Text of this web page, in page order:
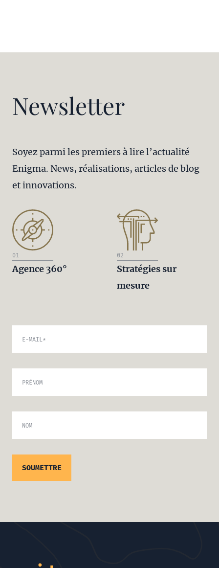
Newsletter
Soyez parmi les premiers à lire l’actualité
Enigma. News, réalisations, articles de blog
et innovations.
01
Agence 360°
02
Stratégies sur
mesure
E-MAIL*
PRÉNOM
NOM